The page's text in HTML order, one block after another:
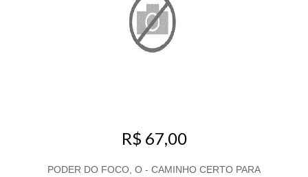
R$ 67,00
PODER DO FOCO, O - CAMINHO CERTO PARA